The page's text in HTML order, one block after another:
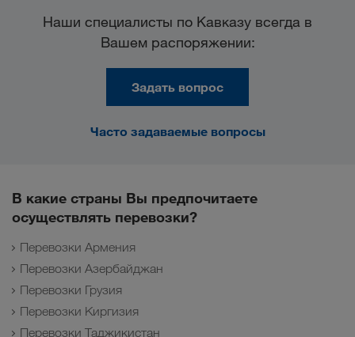
Наши специалисты по Кавказу всегда в
Вашем распоряжении:
Задать вопрос
Часто задаваемые вопросы
В какие страны Вы предпочитаете
осуществлять перевозки?
Перевозки Армения
Перевозки Азербайджан
Перевозки Грузия
Перевозки Киргизия
Перевозки Таджикистан